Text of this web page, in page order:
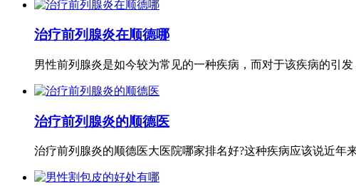
治疗前列腺炎在顺德哪
男性前列腺炎是如今较为常见的一种疾病，而对于该疾病的引发
治疗前列腺炎的顺德医
治疗前列腺炎的顺德医大医院哪家排名好?这种疾病应该说近年